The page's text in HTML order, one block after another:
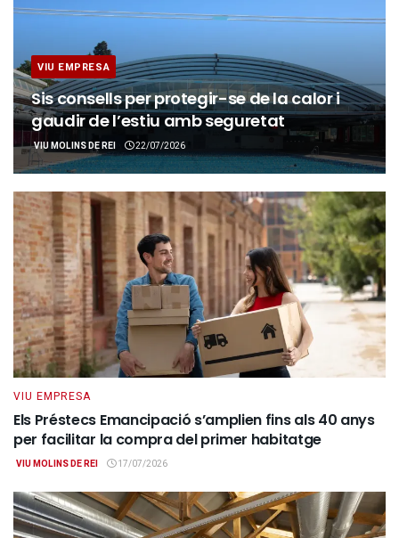
VIU EMPRESA
Sis consells per protegir-se de la calor i
gaudir de l’estiu amb seguretat
VIU MOLINS DE REI 22/07/2026
VIU EMPRESA
Els Préstecs Emancipació s’amplien fins als 40 anys
per facilitar la compra del primer habitatge
VIU MOLINS DE REI 17/07/2026